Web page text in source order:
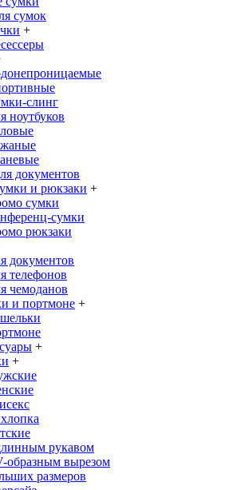
сумок
+
слинг
ноутбуков
документов
и рюкзаки +
сумки
сумки
рюкзаки
документов
телефонов
чемоданов
и портмоне +
+
+
рукавом
образным вырезом
размеров